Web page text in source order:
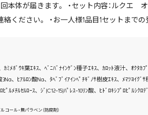
回本体が届きます。 ・セット内容：ルク
絡ください。 ・お一人様1品目1セットま
ｶﾐﾒﾎﾞｳｷ葉ｴｷｽ､ ﾍﾞﾆﾊﾞﾅｲﾝｹﾞﾝ種子ｴｷｽ､ ｶﾛｯﾄ液汁､ ｵｸﾀ
､ ﾋｱﾙﾛﾝ酸Na､ ﾀﾍﾞﾌﾞｲｱｲﾝﾍﾟﾁｷﾞﾉｻ樹皮ｴｷｽ､ ﾒﾏﾂﾖｲｸ
ﾟﾙﾒﾁﾙｾﾙﾛｰｽ､ ｼﾞ(C12-15)ﾊﾟﾚｽ-10ﾘﾝ酸､ ﾋﾄﾞﾛｷｼﾌﾟﾛﾋﾟﾙｼｸ
コール・無パラベン（防腐剤）